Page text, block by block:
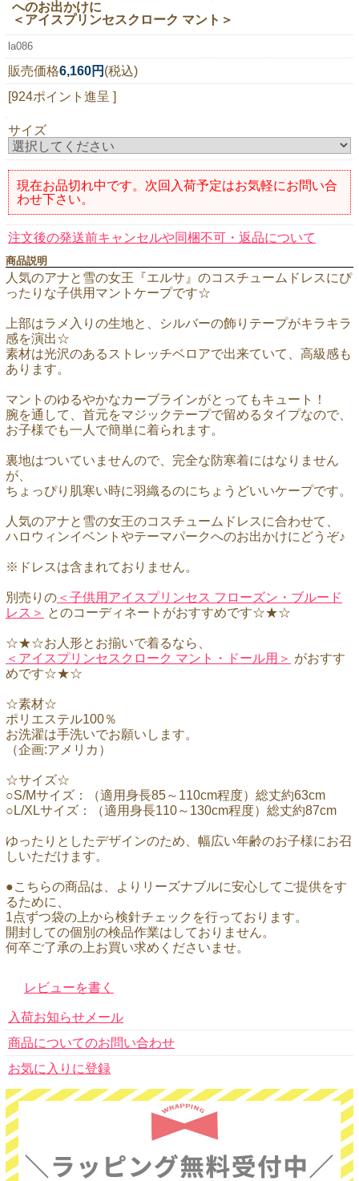
へのお出かけに
＜アイスプリンセスクローク マント＞
la086
販売価格6,160円 (税込)
[924ポイント進呈 ]
サイズ
現在お品切れ中です。次回入荷予定はお気軽にお問い合
わせ下さい。
注文後の発送前キャンセルや同梱不可・返品について
商品説明
人気のアナと雪の女王『エルサ』のコスチュームドレスにぴ
ったりな子供用マントケープです☆
上部はラメ入りの生地と、シルバーの飾りテープがキラキラ
感を演出☆
素材は光沢のあるストレッチベロアで出来ていて、高級感も
あります。
マントのゆるやかなカーブラインがとってもキュート！
腕を通して、首元をマジックテープで留めるタイプなので、
お子様でも一人で簡単に着られます。
裏地はついていませんので、完全な防寒着にはなりません
が、
ちょっぴり肌寒い時に羽織るのにちょうどいいケープです。
人気のアナと雪の女王のコスチュームドレスに合わせて、
ハロウィンイベントやテーマパークへのお出かけにどうぞ♪
※ドレスは含まれておりません。
別売りの ＜子供用アイスプリンセス フローズン・ブルード
レス＞ とのコーディネートがおすすめです☆★☆
☆★☆お人形とお揃いで着るなら、
＜アイスプリンセスクローク マント・ドール用＞ がおすす
めです☆★☆
☆素材☆
ポリエステル100％
お洗濯は手洗いでお願いします。
（企画:アメリカ）
☆サイズ☆
○S/Mサイズ：（適用身長85～110cm程度）総丈約63cm
○L/XLサイズ：（適用身長110～130cm程度）総丈約87cm
ゆったりとしたデザインのため、幅広い年齢のお子様にお召
しいただけます。
●こちらの商品は、よりリーズナブルに安心してご提供をす
るために、
1点ずつ袋の上から検針チェックを行っております。
開封しての個別の検品作業はしておりません。
何卒ご了承の上お買い求めくださいませ。
レビューを書く
入荷お知らせメール
商品についてのお問い合わせ
お気に入りに登録